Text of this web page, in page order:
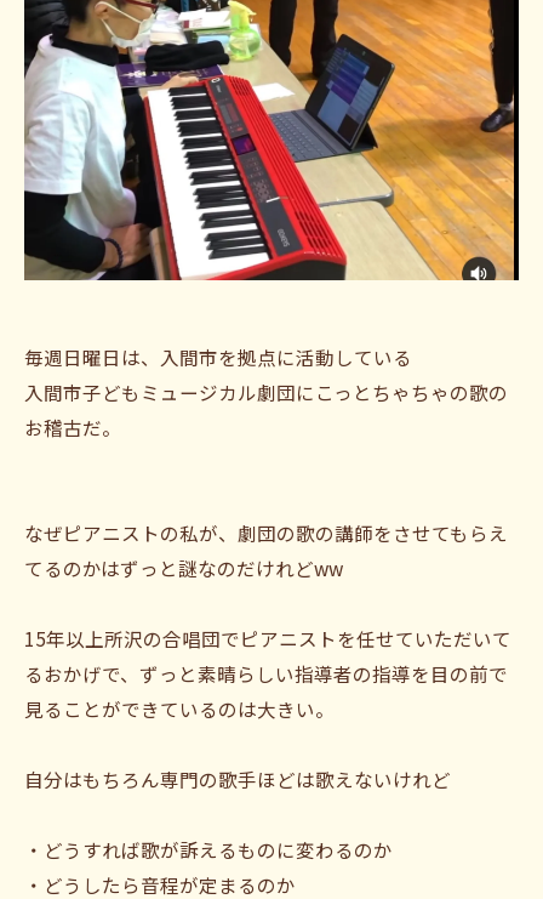
毎週日曜日は、入間市を拠点に活動している
入間市子どもミュージカル劇団にこっとちゃちゃの歌の
お稽古だ。
なぜピアニストの私が、劇団の歌の講師をさせてもらえ
てるのかはずっと謎なのだけれどww
15年以上所沢の合唱団でピアニストを任せていただいて
るおかげで、ずっと素晴らしい指導者の指導を目の前で
見ることができているのは大きい。
自分はもちろん専門の歌手ほどは歌えないけれど
・どうすれば歌が訴えるものに変わるのか
・どうしたら音程が定まるのか